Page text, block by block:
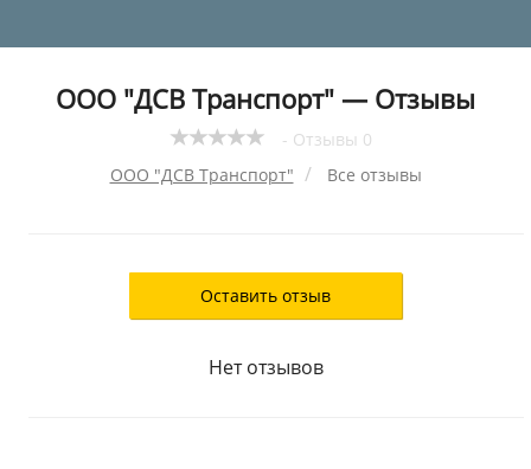
ООО "ДСВ Транспорт" — Отзывы
- Отзывы 0
ООО "ДСВ Транспорт"
Все отзывы
Оставить отзыв
Нет отзывов